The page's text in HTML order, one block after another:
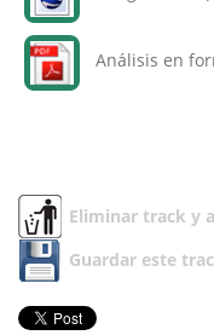
Análisis en
Eliminar track y
Guardar este